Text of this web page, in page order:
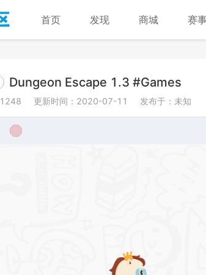
首页 发现 商城 赛
Dungeon Escape 1.3 #Games
1248 更新时间： 2020-07-11 发布于： 未知